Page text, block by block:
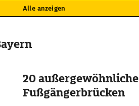
Alle anzeigen
20 außergewöhnliche
Fußgängerbrücken